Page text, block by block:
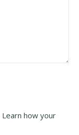
Learn how your